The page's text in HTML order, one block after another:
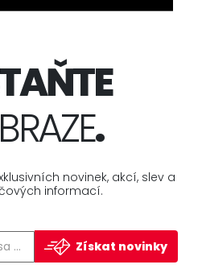
.
novinek, akcí, slev a
informací.
Získat novinky